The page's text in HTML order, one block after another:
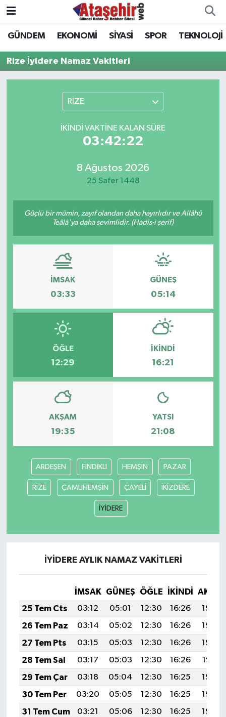
GÜNDEM EKONOMİ SİYASİ SPOR TEKNOLOJİ
Rize İyidere Namaz Vakitleri
RİZE
İKINDI VAKTINE KALAN SÜRE
03:42:22
8 Ağustos 2026
25 Safer 1448
Güçlü bir mümin, zayıf olandan daha hayırlıdır ve Allâhü
Teâlâ'ya daha sevimlidir. (Hadis-i şerif)
İMSAK
03:33
GÜNEŞ
05:14
ÖĞLE
12:29
İKINDI
16:21
AKŞAM
19:35
YATSI
21:08
ARDEŞEN FINDIKLI HEMŞİN PAZAR
RİZE ÇAMLIHEMŞİN ÇAYELİ İKİZDERE
İYİDERE
İYİDERE AYLIK NAMAZ VAKITLERI
İMSAK GÜNEŞ ÖĞLE İKINDI
25 Tem Cts
03:12 05:01 12:30 16:26
19:50
26 Tem Paz
03:14 05:02 12:30 16:26
19:49
27 Tem Pts
03:15 05:03 12:30 16:26
19:48
28 Tem Sal
03:17 05:03 12:30 16:26
19:47
29 Tem Çar
03:18 05:04 12:30 16:25
19:46
30 Tem Per
03:20 05:05 12:30 16:25
19:45
31 Tem Cum
03:21 05:06 12:30 16:25
19:44
Hava Durumu
Trafik Durumu
Son Dakika Haberleri